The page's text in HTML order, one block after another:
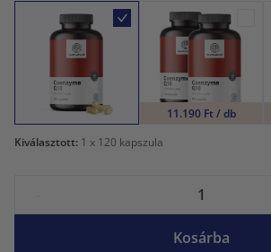
11.190 Ft / db
Kiválasztott: 1 x 120 kapszula
Kosárba